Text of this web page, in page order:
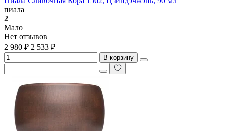
пиала
2
Мало
Нет отзывов
2 980 ₽ 2 533 ₽
В корзину